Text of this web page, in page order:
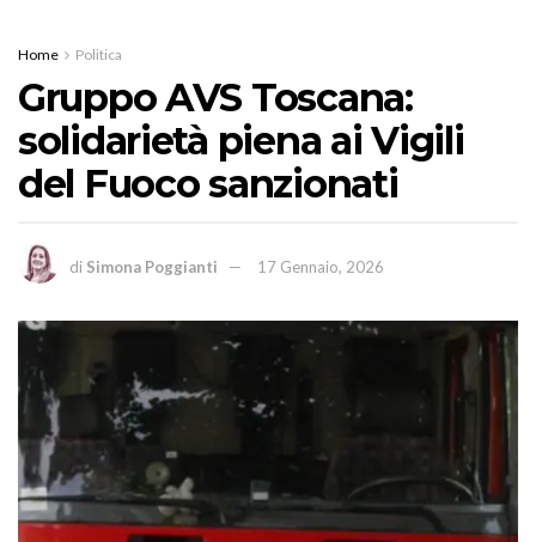
Home Politica
Gruppo AVS Toscana:
solidarietà piena ai Vigili
del Fuoco sanzionati
di Simona Poggianti 17 Gennaio, 2026